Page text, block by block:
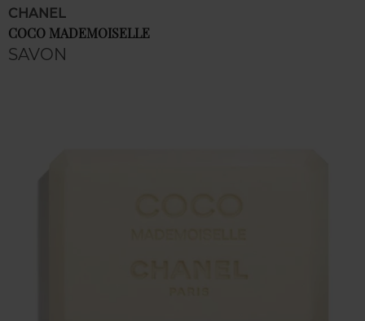
CHANEL
COCO MADEMOISELLE
SAVON